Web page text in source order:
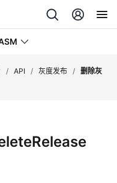
/ API / 灰度发布 / 删除灰